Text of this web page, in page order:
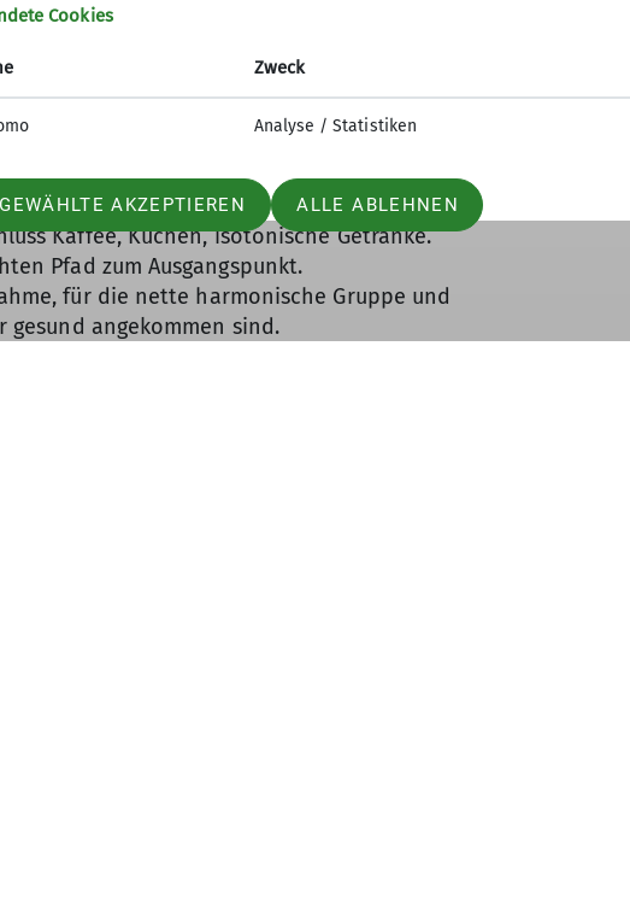
Bergrücken entlang, den steilen
(schwarze Route, nur für alpin
teilweise fast senkrecht abbrechenden
erreichen wir die Bad Kissinger Hütte.
Wetters überfüllt war, gingen wir in die
Kaffee, Kuchen, isotonische Getränke.
Pfad zum Ausgangspunkt.
für die nette harmonische Gruppe und
gesund angekommen sind.
Cookies
Zweck
Analyse / Statistiken
AKZEPTIEREN ALLE ABLEHNEN